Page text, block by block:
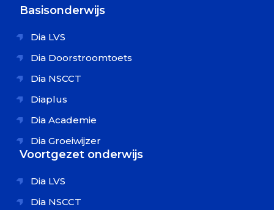
Basisonderwijs
Dia LVS
Dia Doorstroomtoets
Dia NSCCT
Diaplus
Dia Academie
Dia Groeiwijzer
Voortgezet onderwijs
Dia LVS
Dia NSCCT